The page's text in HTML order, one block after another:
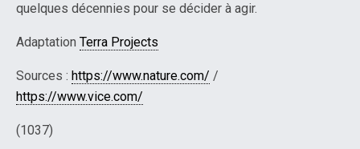
quelques décennies pour se décider à agir.
Adaptation Terra Projects
Sources : https://www.nature.com/ /
https://www.vice.com/
(1037)